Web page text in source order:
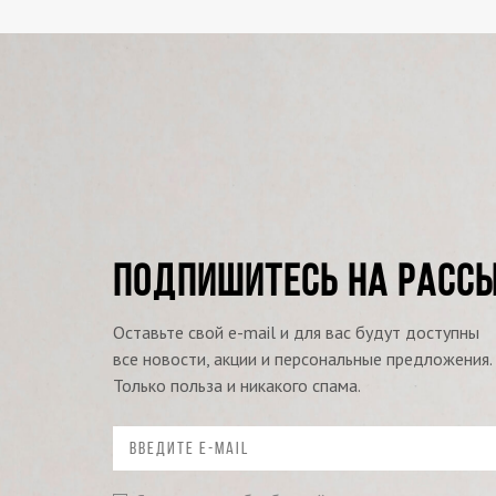
ПОДПИШИТЕСЬ НА
Оставьте свой e-mail и для вас будут доступны
все новости, акции и персональные предложения.
Только польза и никакого спама.